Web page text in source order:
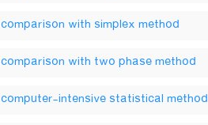
comparison with simplex method
comparison with two phase method
computer-intensive statistical method